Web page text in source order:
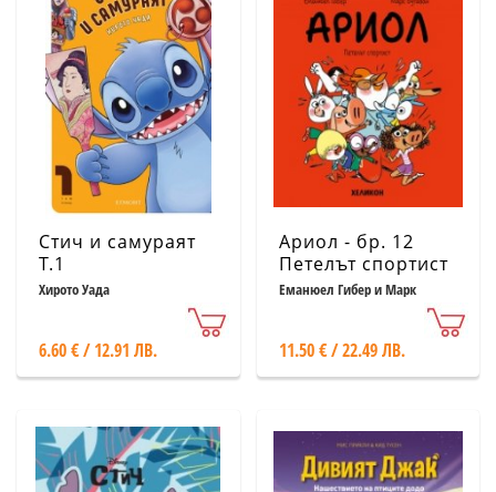
Стич и самураят
Т.1
Хирото Уада
6.60 € / 12.91 ЛВ.
Ариол - бр. 12
Петелът спортист
Еманюел Гибер и Марк
11.50 € / 22.49 ЛВ.